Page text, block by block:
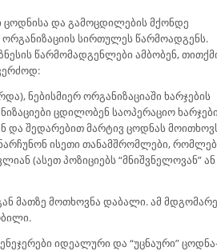
და გამოცდილების მქონდე
სირთულეს წარმოადგენს.
წარმომადგენლები ამბობენ,
ნებისმიერ ორგანიზაციაში ხარჯების
ცდილობენ საოპერაციო ხარჯები
და შედარებით მარტივ ცოდნას
ისეთი თანამშრომლები,
(ასეთ პოზიციებს “მნიშვნელოვან” ან
მათზე მოთხოვნა დაბალი. ამ
იდეალური და “უცნაური”